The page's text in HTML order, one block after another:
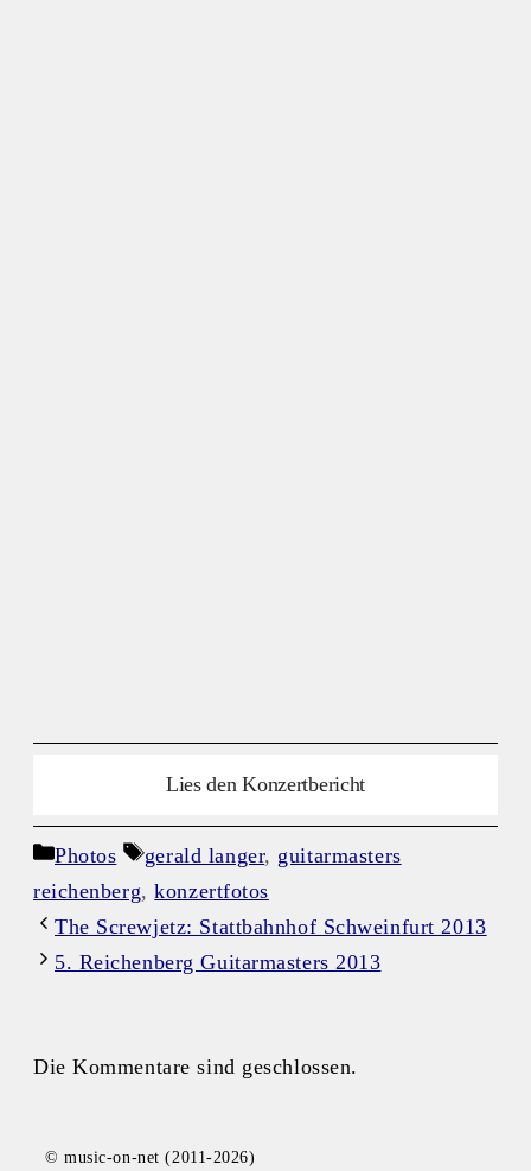
Lies den Konzertbericht
Kategorien
Photos Schlagwörter
gerald langer, guitarmasters
reichenberg,konzertfotos
The Screwjetz: Stattbahnhof Schweinfurt 2013
5. Reichenberg Guitarmasters 2013
Die Kommentare sind geschlossen.
© music-on-net (2011-2026)